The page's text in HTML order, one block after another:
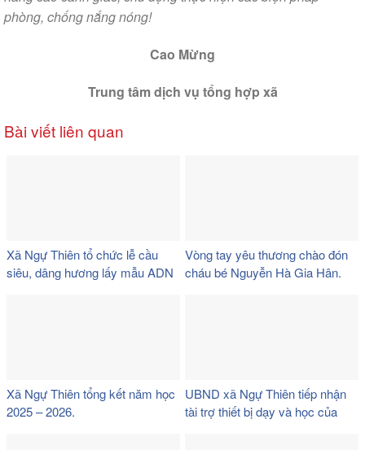
phòng, chống nắng nóng!
Cao Mừng
Trung tâm dịch vụ tổng hợp xã
Bài viết liên quan
Xã Ngự Thiên tổ chức lễ cầu
siêu, dâng hương lấy mẫu ADN
Vòng tay yêu thương chào đón
cháu bé Nguyễn Hà Gia Hân.
Xã Ngự Thiên tổng kết năm học
2025 – 2026.
UBND xã Ngự Thiên tiếp nhận
tài trợ thiết bị dạy và học của